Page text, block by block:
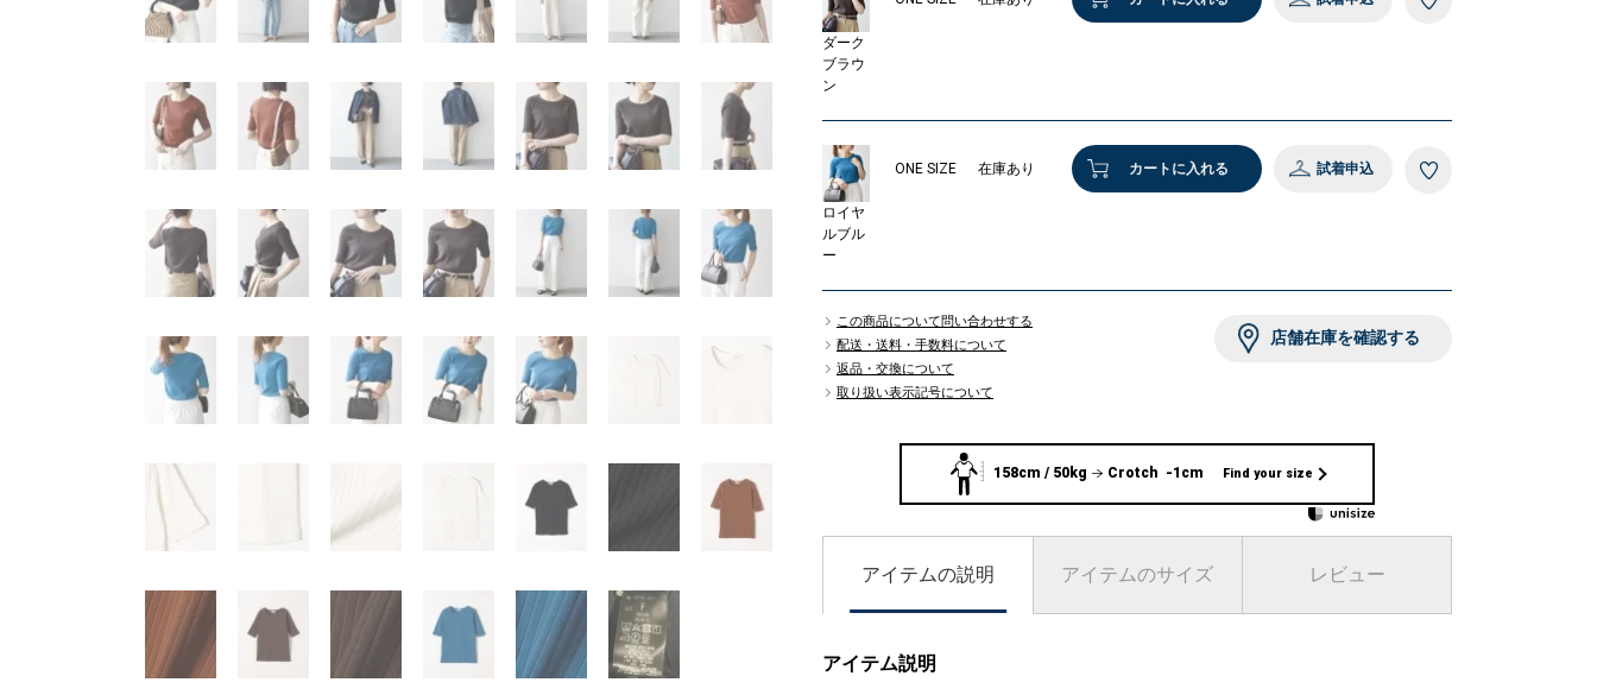
ダーク
ブラウ
ン
ロイヤ
ルブル
ー
ONE SIZE 在庫あり カートに入れる 試着申込
この商品について問い合わせする
配送・送料・手数料について
返品・交換について
取り扱い表示記号について
店舗在庫を確認する
158cm / 50kg Crotch -1cm Find your size
アイテムの説明 アイテムのサイズ レビュー
アイテム説明